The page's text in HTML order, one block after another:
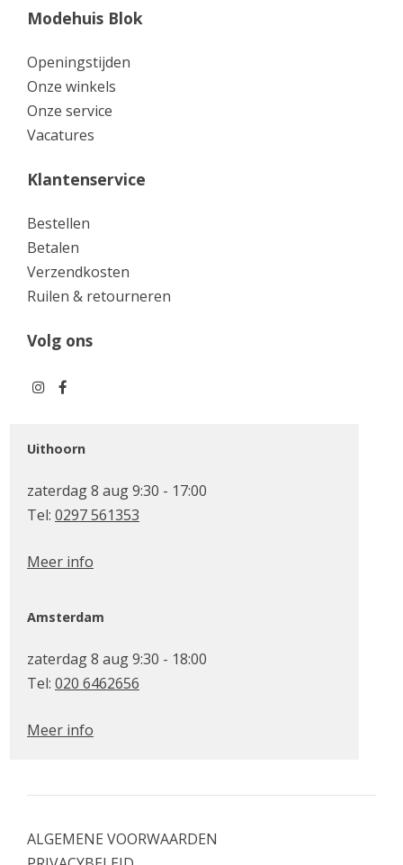
Modehuis Blok
Openingstijden
Onze winkels
Onze service
Vacatures
Klantenservice
Bestellen
Betalen
Verzendkosten
Ruilen & retourneren
Volg ons
Uithoorn
zaterdag 8 aug 9:30 - 17:00
Tel: 0297 561353
Meer info
Amsterdam
zaterdag 8 aug 9:30 - 18:00
Tel: 020 6462656
Meer info
ALGEMENE VOORWAARDEN